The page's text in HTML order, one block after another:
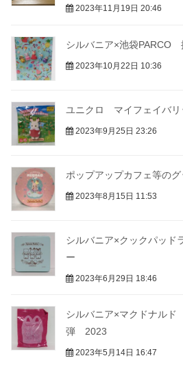
2023年11月19日 20:46
シルバニア×池袋PARCO
2023年10月22日 10:36
ユニクロ マイフェイバリ
2023年9月25日 23:26
ポップアップカフェ等の
2023年8月15日 11:53
シルバニア×クックパッ
ー
2023年6月29日 18:46
シルバニア×マクドナル
弾 2023
2023年5月14日 16:47